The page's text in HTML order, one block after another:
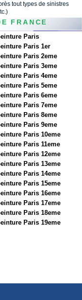
tout types de sinistres
FRANCE
Paris
Paris 1er
Paris 2eme
Paris 3eme
Paris 4eme
Paris 5eme
Paris 6eme
Paris 7eme
Paris 8eme
Paris 9eme
Paris 10eme
Paris 11eme
Paris 12eme
Paris 13eme
Paris 14eme
Paris 15eme
Paris 16eme
Paris 17eme
Paris 18eme
Paris 19eme